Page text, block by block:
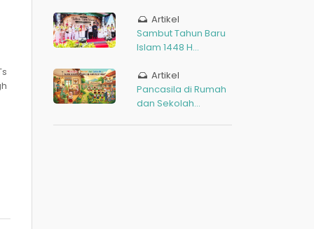
Artikel
Sambut Tahun Baru
Islam 1448 H...
Artikel
Pancasila di Rumah
dan Sekolah...